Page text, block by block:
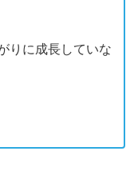
りに成長していな